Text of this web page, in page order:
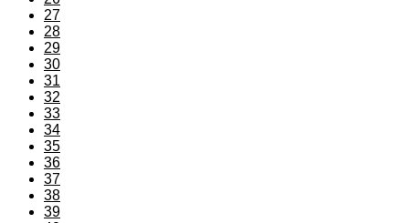
27
28
29
30
31
32
33
34
35
36
37
38
39